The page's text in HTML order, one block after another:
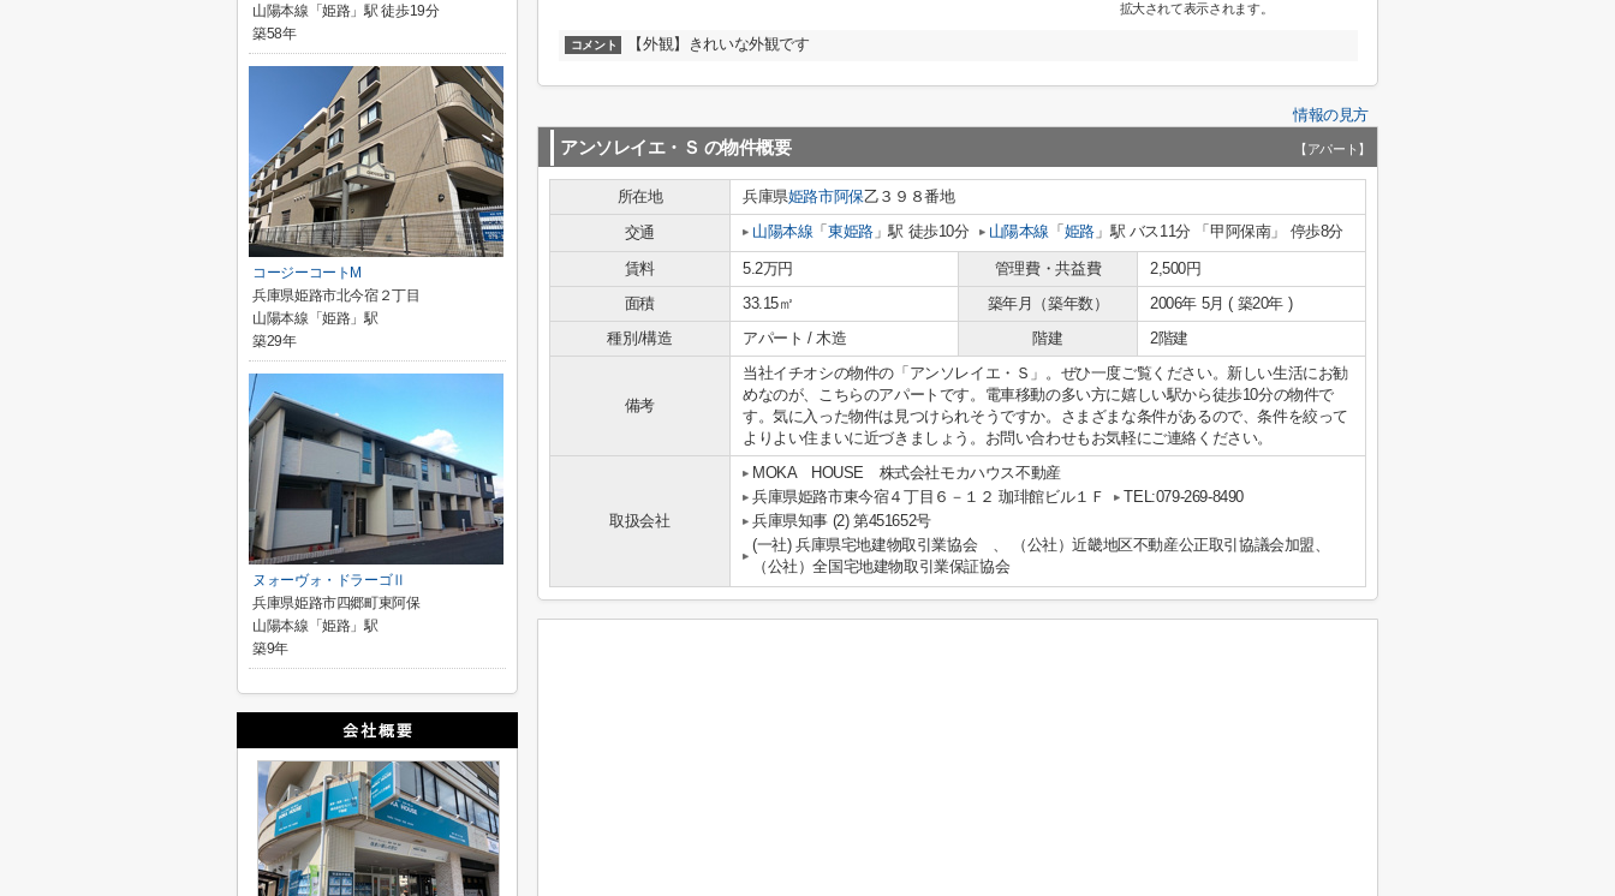
拡大されて表示されます。
コメント 【外観】きれいな外観です
情報の見方
アンソレイエ・Ｓ の物件概要 【アパート】
所在地 兵庫県姫路市阿保乙３９８番地
交通
山陽本線 「東姫路」駅 徒歩10分 山陽本線 「 姫路」駅 バス11分 「甲阿保南」 停歩8分
賃料 5.2万円 管理費・共益費
2,500円
面積
33.15㎡ 築年月（築年数）
2006年 5月 ( 築20年 )
種別/構造
アパート / 木造 階建 2階建
備考
当社イチオシの物件の「アンソレイエ・Ｓ」。ぜひ一度ご覧ください。新しい生活にお勧
めなのが、こちらのアパートです。電車移動の多い方に嬉しい駅から徒歩10分の物件で
す。気に入った物件は見つけられそうですか。さまざまな条件があるので、条件を絞って
よりよい住まいに近づきましょう。お問い合わせもお気軽にご連絡ください。
取扱会社
MOKA HOUSE 株式会社モカハウス不動産
兵庫県姫路市東今宿４丁目６－１２ 珈琲館ビル１Ｆ
TEL:079-269-8490
兵庫県知事 (2) 第451652号
(一社) 兵庫県宅地建物取引業協会 、 （公社）近畿地区不動産公正取引協議会加盟、
（公社）全国宅地建物取引業保証協会
山陽本線「姫路」駅 徒歩19分
築58年
コージーコートM
兵庫県姫路市北今宿２丁目
山陽本線「姫路」駅
築29年
ヌォーヴォ・ドラーゴⅡ
兵庫県姫路市四郷町東阿保
山陽本線「姫路」駅
築9年